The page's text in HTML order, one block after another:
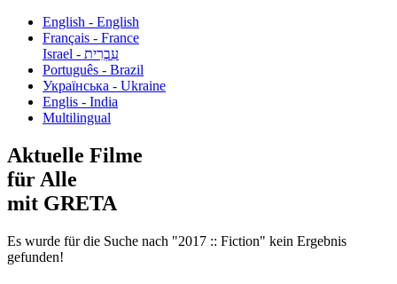
English - English
Français - France
עִבְרִית - Israel
Português - Brazil
Українська - Ukraine
Englis - India
Multilingual
Aktuelle Filme
für Alle
mit GRETA
Es wurde für die Suche nach "2017 :: Fiction" kein Ergebnis
gefunden!